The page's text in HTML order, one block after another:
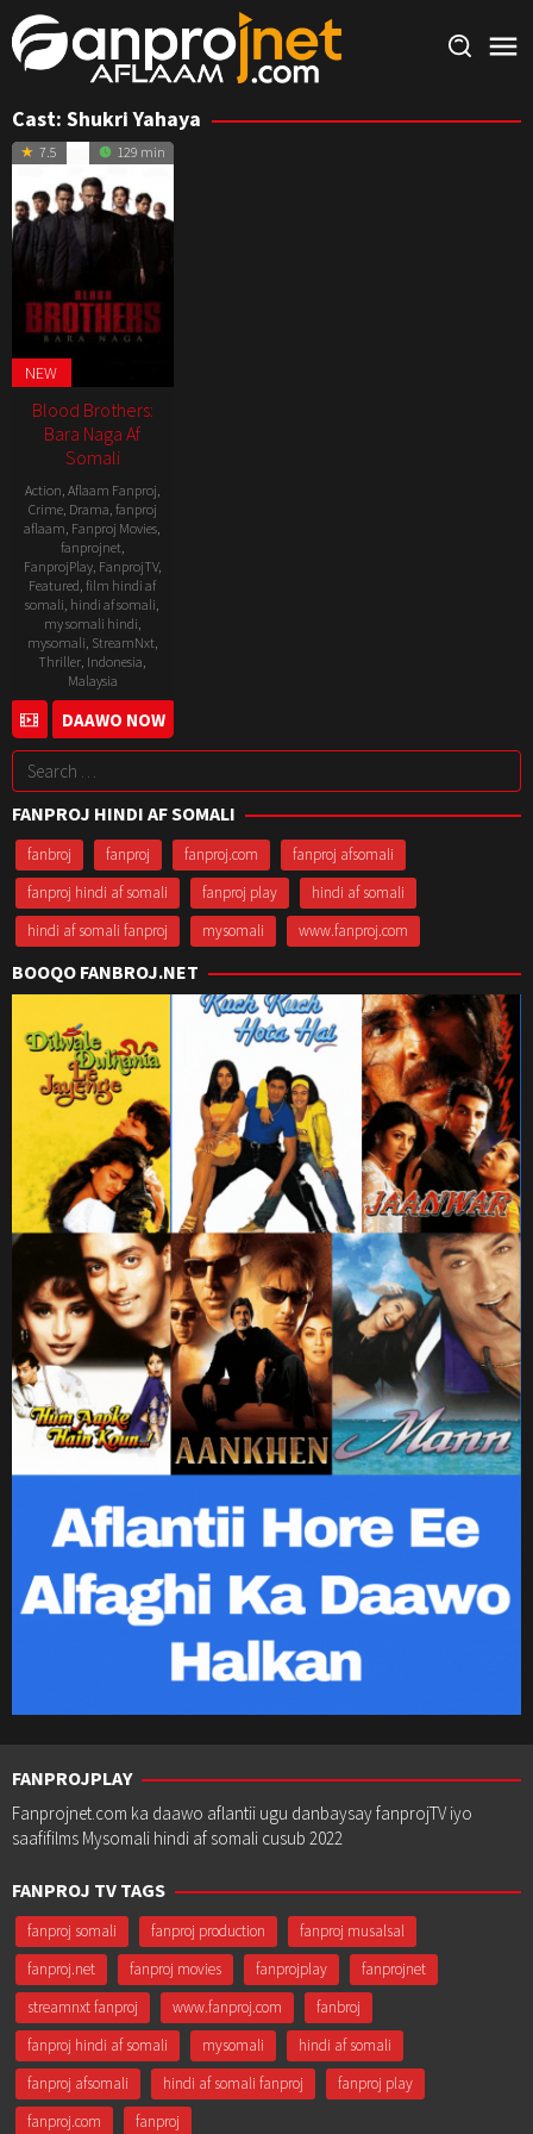
Skip
to
content
Cast: Shukri Yahaya
7.5 129 min
NEW
Blood Brothers:
Bara Naga Af
Somali
Action Aflaam Fanproj
Crime, Drama fanproj
aflaam Fanproj Movies
fanprojnet,
FanprojPlay FanprojTV,
Featured ,film hindi af
somali hindi af somali
my somali hindi
mysomali StreamNxt,
Thriller Indonesia
Malaysia
10
Apr
2025
Abhilash
Chandra
DAAWO NOW
Search
for:
FANPROJ HINDI AF SOMALI
fanbroj fanproj fanproj.com
fanproj afsomali
fanproj hindi af somali
fanproj play
hindi af somali
hindi af somali fanproj
mysomali www.fanproj.com
BOOQO FANBROJ.NET
FANPROJPLAY
Fanprojnet.com ka daawo aflantii ugu danbaysay fanprojTV iyo
saafifilms Mysomali hindi af somali cusub 2022
FANPROJ TV TAGS
fanproj somali fanproj production
fanproj musalsal
fanproj.net
fanproj movies fanprojplay
fanprojnet
streamnxt fanproj
www.fanproj.com
fanbroj
fanproj hindi af somali
mysomali
hindi af somali
fanproj afsomali
hindi af somali fanproj
fanproj play
fanproj.com
fanproj